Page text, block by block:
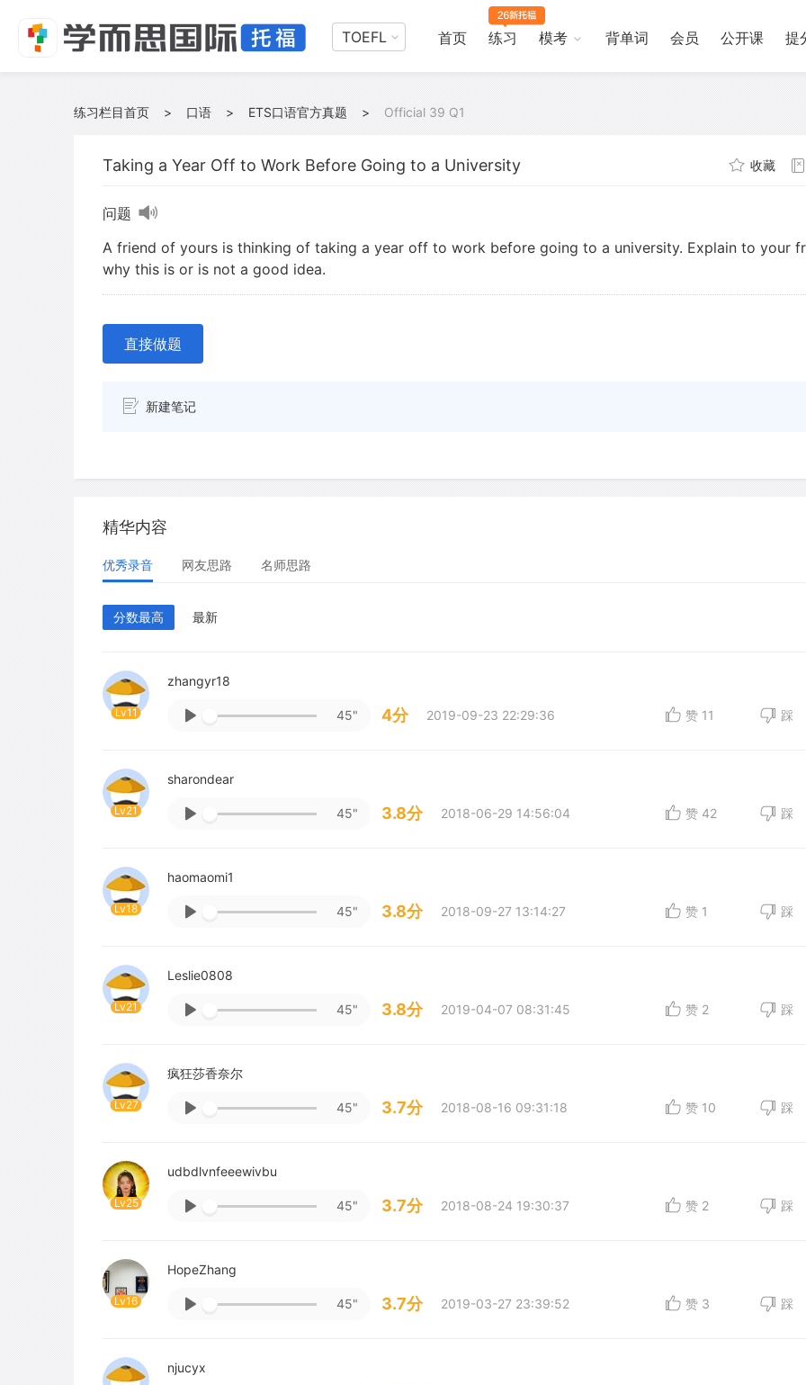
TOEFL 首页 练习 模考 背单词 会员 公开课 提
练习栏目首页 > 口语 > ETS口语官方真题 > Official 39 Q1
Taking a Year Off to Work Before Going to a University 收藏
问题
A friend of yours is thinking of taking a year off to work before going to a university. Explain to your
why this is or is not a good idea.
直接做题
新建笔记
精华内容
优秀录音 网友思路 名师思路
分数最高 最新
Lv11
zhangyr18
45" 4分 2019-09-23 22:29:36 赞 11 踩
Lv21
sharondear
45" 3.8分 2018-06-29 14:56:04 赞 42 踩
Lv18
haomaomi1
45" 3.8分 2018-09-27 13:14:27 赞 1 踩
Lv21
Leslie0808
45" 3.8分 2019-04-07 08:31:45 赞 2 踩
Lv27
疯狂莎香奈尔
45" 3.7分 2018-08-16 09:31:18 赞 10 踩
Lv25
udbdlvnfeeewivbu
45" 3.7分 2018-08-24 19:30:37 赞 2 踩
Lv16
HopeZhang
45" 3.7分 2019-03-27 23:39:52 赞 3 踩
njucyx